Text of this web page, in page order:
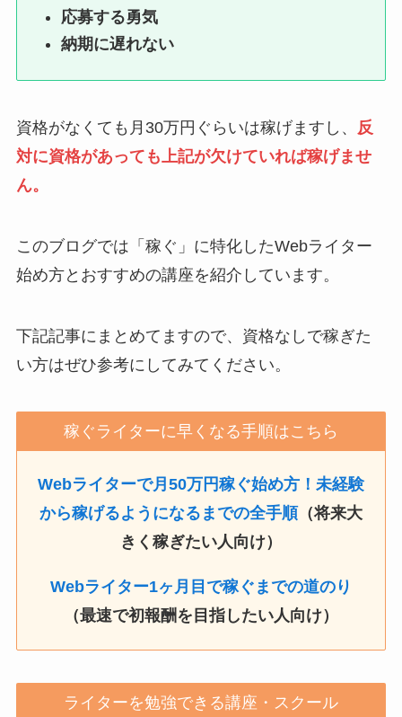
応募する勇気
納期に遅れない
資格がなくても月30万円ぐらいは稼げますし、 反
対に資格があっても上記が欠けていれば稼げませ
ん。
このブログでは「稼ぐ」に特化したWebライター
始め方とおすすめの講座を紹介しています。
下記記事にまとめてますので、資格なしで稼ぎた
い方はぜひ参考にしてみてください。
稼ぐライターに早くなる手順はこちら
Webライターで月50万円稼ぐ始め方！未経験
から稼げるようになるまでの全手順（将来大
きく稼ぎたい人向け）
Webライター1ヶ月目で稼ぐまでの道のり
（最速で初報酬を目指したい人向け）
ライターを勉強できる講座・スクール